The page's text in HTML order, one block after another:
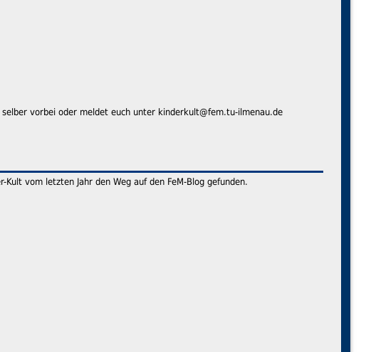
selber vorbei oder meldet euch unter kinderkult@fem.tu-ilmenau.de
vom letzten Jahr den Weg auf den FeM-Blog gefunden.